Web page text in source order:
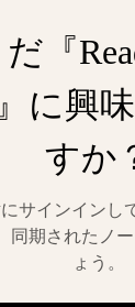
だ『
に興
すか
サインインし
同期されたノ
ょう。